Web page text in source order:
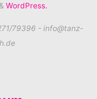
& WordPress.
79396 - info@tanz-